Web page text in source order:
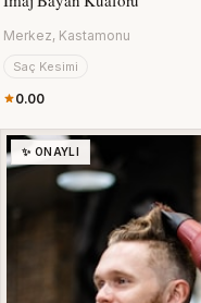
Merkez, Kastamonu
Saç Kesimi
0.00
✨ ONAYLI